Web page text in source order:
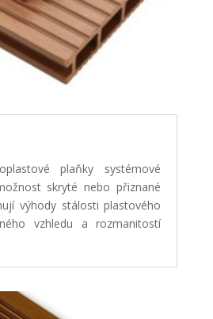
plaňky systémové
skryté nebo přiznané
výhody stálosti plastového
vzhledu a rozmanitostí